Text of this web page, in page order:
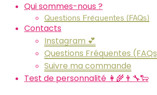
Qui sommes-nous ?
Questions Fréquentes (FAQs)
Contacts
Instagram 💕
Questions Fréquentes
Suivre ma commande
Test de personnalité 👩‍🌾👨‍🔧🐑